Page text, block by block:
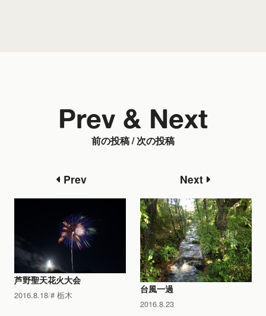
前の投稿 / 次の投稿
Prev & Next
Prev
芦野聖天花火大会
2016.8.18 栃木
Next
台風一過
2016.8.23